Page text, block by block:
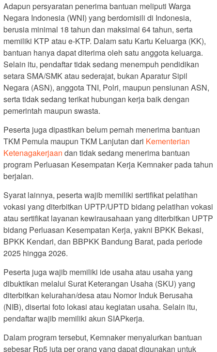
Adapun persyaratan penerima bantuan meliputi Warga
Negara Indonesia (WNI) yang berdomisili di Indonesia,
berusia minimal 18 tahun dan maksimal 64 tahun, serta
memiliki KTP atau e-KTP. Dalam satu Kartu Keluarga (KK),
bantuan hanya dapat diterima oleh satu anggota keluarga.
Selain itu, pendaftar tidak sedang menempuh pendidikan
setara SMA/SMK atau sederajat, bukan Aparatur Sipil
Negara (ASN), anggota TNI, Polri, maupun pensiunan ASN,
serta tidak sedang terikat hubungan kerja baik dengan
pemerintah maupun swasta.
Peserta juga dipastikan belum pernah menerima bantuan
TKM Pemula maupun TKM Lanjutan dari Kementerian
Ketenagakerjaan dan tidak sedang menerima bantuan
program Perluasan Kesempatan Kerja Kemnaker pada tahun
berjalan.
Syarat lainnya, peserta wajib memiliki sertifikat pelatihan
vokasi yang diterbitkan UPTP/UPTD bidang pelatihan vokasi
atau sertifikat layanan kewirausahaan yang diterbitkan UPTP
bidang Perluasan Kesempatan Kerja, yakni BPKK Bekasi,
BPKK Kendari, dan BBPKK Bandung Barat, pada periode
2025 hingga 2026.
Peserta juga wajib memiliki ide usaha atau usaha yang
dibuktikan melalui Surat Keterangan Usaha (SKU) yang
diterbitkan kelurahan/desa atau Nomor Induk Berusaha
(NIB), disertai foto lokasi atau kegiatan usaha. Selain itu,
pendaftar wajib memiliki akun SIAPkerja.
Dalam program tersebut, Kemnaker menyalurkan bantuan
sebesar Rp5 juta per orang yang dapat digunakan untuk